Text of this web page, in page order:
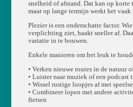
snelheid of afstand. Dat kan op
maar op lange termijn werkt het vaak
Plezier is een onderschatte factor.
verplichting ziet, haakt sneller af.
variatie in te bouwen.
Enkele manieren om het leuk te
• Verken nieuwe routes in de natuur
• Luister naar muziek of een podcast
• Wissel rustige loopjes af met
• Combineer lopen met andere
fietsen